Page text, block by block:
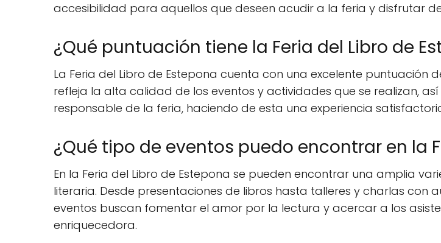
accesibilidad para aquellos que deseen acudir a la feria y disfrutar
¿Qué puntuación tiene la Feria del Libro de
La Feria del Libro de Estepona cuenta con una excelente puntuación
refleja la alta calidad de los eventos y actividades que se realizan,
responsable de la feria, haciendo de esta una experiencia
¿Qué tipo de eventos puedo encontrar en la
En la Feria del Libro de Estepona se pueden encontrar una amplia
literaria. Desde presentaciones de libros hasta talleres y charlas con
eventos buscan fomentar el amor por la lectura y acercar a los
enriquecedora.